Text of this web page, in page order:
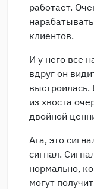
работает.
клиентов.
И у него все
вдруг он
выстроилась.
из хвоста
двойной
Ага, это
сигнал.
нормально,
могут